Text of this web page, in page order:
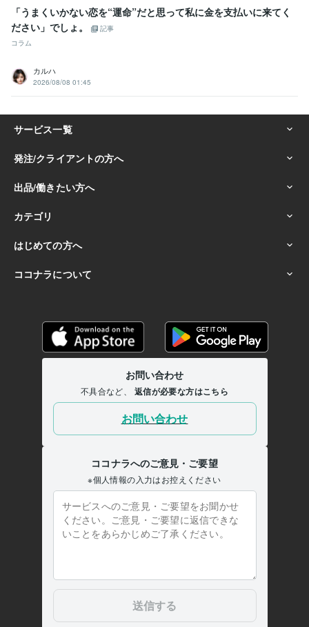
「うまくいかない恋を“運命”だと思って私に金を支払いに来てく
ださい」でしょ。
記事
コラム
カルハ
2026/08/08 01:45